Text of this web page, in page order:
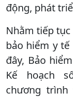
động, phát
Nhằm tiếp
bảo hiểm y
đây, Bảo
Kế hoạch
chương trình